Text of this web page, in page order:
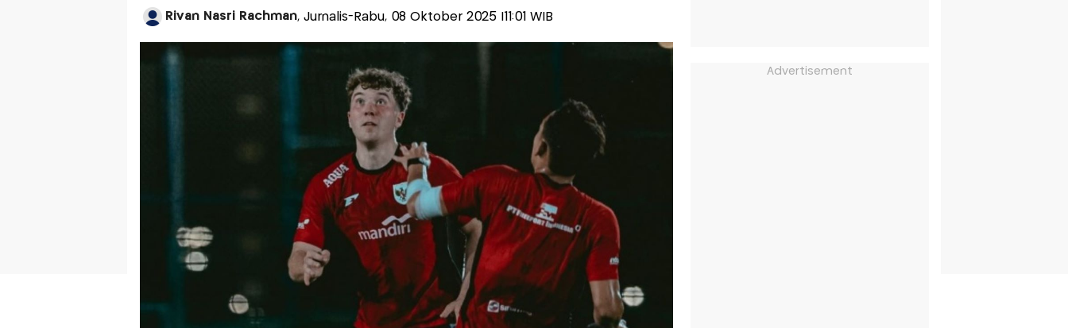
Rivan Nasri Rachman, Jurnalis-Rabu, 08 Oktober 2025 |11:01 WIB
Advertisement